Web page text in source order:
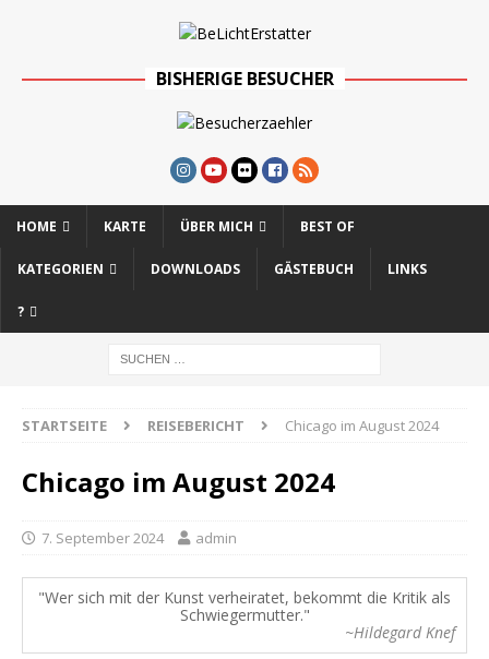
BISHERIGE BESUCHER
HOME KARTE ÜBER MICH BEST OF
KATEGORIEN DOWNLOADS GÄSTEBUCH LINKS
?
STARTSEITE REISEBERICHT Chicago im August 2024
Chicago im August 2024
7. September 2024 admin
Wer sich mit der Kunst verheiratet, bekommt die Kritik als
Schwiegermutter.
~Hildegard Knef